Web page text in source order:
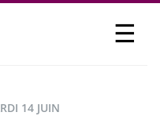
☰
14 JUIN